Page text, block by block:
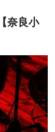
奈良小